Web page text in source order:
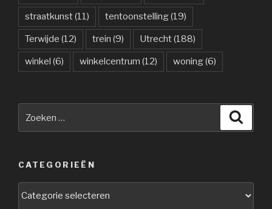
straatkunst(11) tentoonstelling(19)
Terwijde (12) trein (9) Utrecht(188)
winkel (6) winkelcentrum (12) woning(6)
naar:
CATEGORIEËN